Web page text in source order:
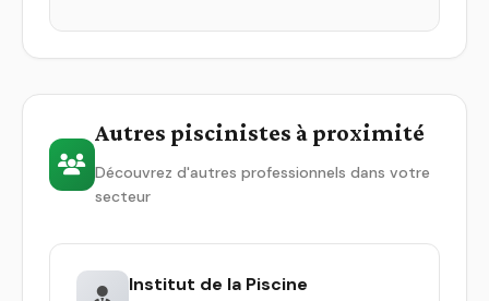
Autres piscinistes à proximité
Découvrez d'autres professionnels dans votre
secteur
Institut de la Piscine